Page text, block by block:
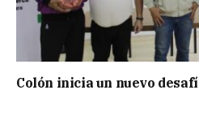
Colón inicia un nuevo